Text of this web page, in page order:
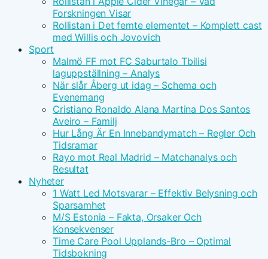
Forskningen Visar
Rollistan i Det femte elementet – Komplett cast
med Willis och Jovovich
Sport
Malmö FF mot FC Saburtalo Tbilisi
laguppställning – Analys
När slår Åberg ut idag – Schema och
Evenemang
Cristiano Ronaldo Alana Martina Dos Santos
Aveiro – Familj
Hur Lång Är En Innebandymatch – Regler Och
Tidsramar
Rayo mot Real Madrid – Matchanalys och
Resultat
Nyheter
1 Watt Led Motsvarar – Effektiv Belysning och
Sparsamhet
M/S Estonia – Fakta, Orsaker Och
Konsekvenser
Time Care Pool Upplands-Bro – Optimal
Tidsbokning